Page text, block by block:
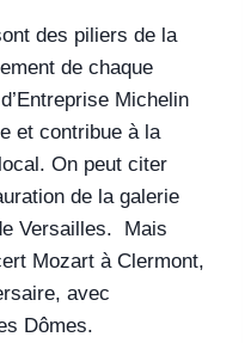
des piliers de la
de chaque
Michelin
et contribue à la
On peut citer
de la galerie
Versailles. Mais
Mozart à Clermont,
avec
Dômes.